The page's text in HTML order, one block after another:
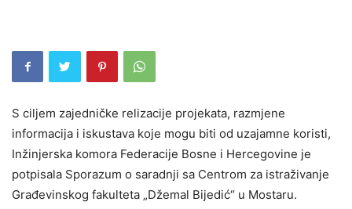
S ciljem zajedničke relizacije projekata, razmjene
informacija i iskustava koje mogu biti od uzajamne koristi,
Inžinjerska komora Federacije Bosne i Hercegovine je
potpisala Sporazum o saradnji sa Centrom za istraživanje
Građevinskog fakulteta „Džemal Bijedić“ u Mostaru.